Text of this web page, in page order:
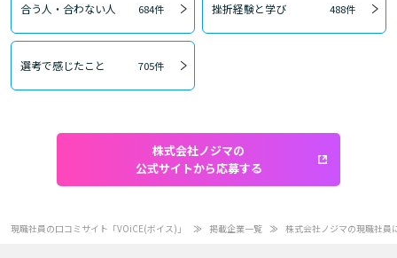
合う人・合わない人 684件 挫折経験と学び 488件
選考で感じたこと 705件
株式会社ノジマの
公式サイトから応募する
現職社員の口コミサイト「VOiCE(ボイス)」 掲載企業一覧 株式会社ノジマの現職社員